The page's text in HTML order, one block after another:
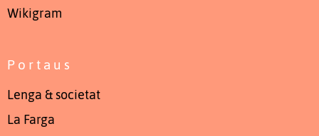
Wikigram
Portaus
Lenga & societat
La Farga